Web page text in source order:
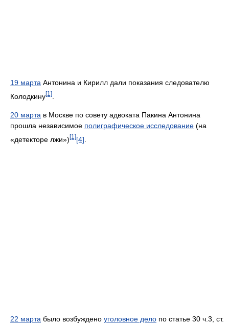
19 марта Антонина и Кирилл дали показания следователю
Колодкину[1]
20 марта в Москве по совету адвоката Пакина Антонина
прошла независимое полиграфическое исследование (на
«детекторе лжи»)[1][4]
22 марта было возбуждено уголовное дело по статье 30 ч.3, ст.